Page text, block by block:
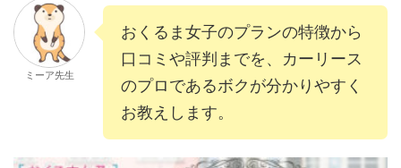
ミーア先生
おくるま女子のプランの特徴から
口コミや評判までを、カーリース
のプロであるボクが分かりやすく
お教えします。